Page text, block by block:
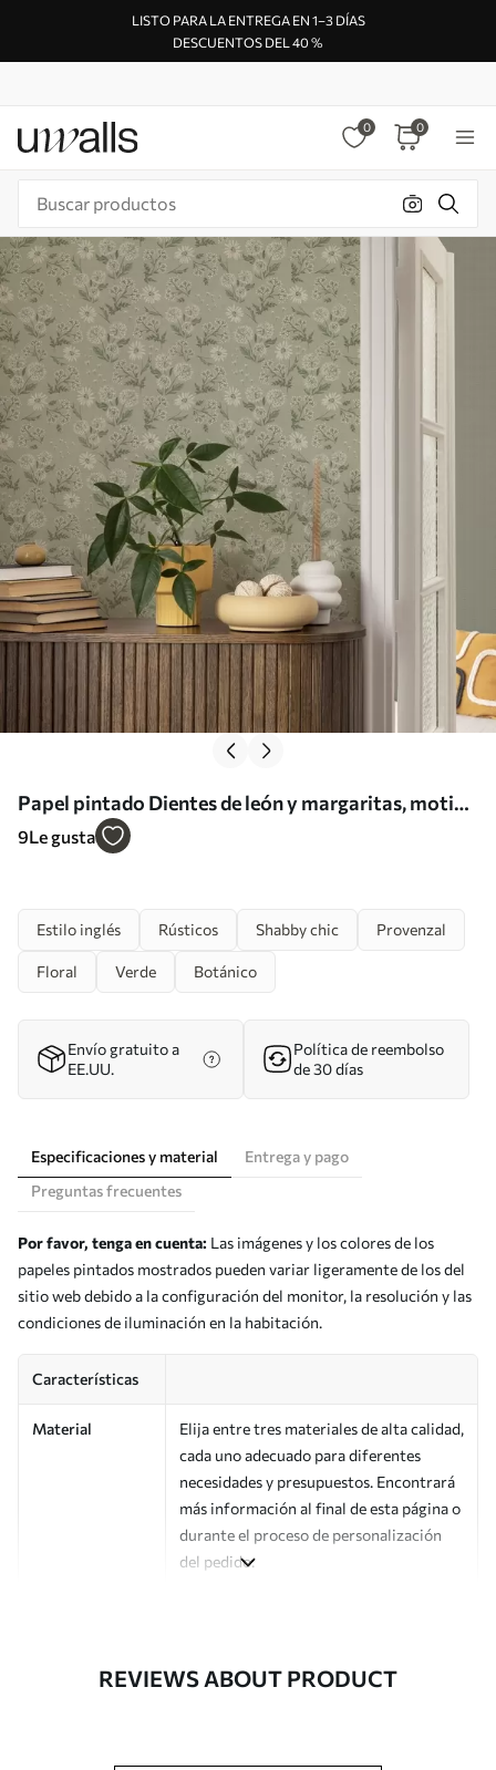
LISTO PARA LA ENTREGA EN 1–3 DÍAS
DESCUENTOS DEL 40 %
0 0
Papel pintado Dientes de león y margaritas, motivo
botánico sobre fondo gris verdoso a00224
9Le gusta
Estilo inglés Rústicos Shabby chic Provenzal
Floral Verde Botánico
Envío gratuito a
EE.UU.
Política de reembolso
de 30 días
Especificaciones y material
Entrega y pago
Preguntas frecuentes
Por favor, tenga en cuenta: Las imágenes y los colores de los
papeles pintados mostrados pueden variar ligeramente de los del
sitio web debido a la configuración del monitor, la resolución y las
condiciones de iluminación en la habitación.
Características
Material
Elija entre tres materiales de alta calidad,
cada uno adecuado para diferentes
necesidades y presupuestos. Encontrará
más información al final de esta página o
durante el proceso de personalización
del pedido.
REVIEWS ABOUT PRODUCT